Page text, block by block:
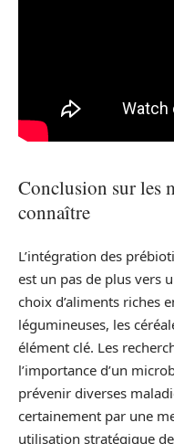
Conclusion sur les
connaître
L’intégration des
est un pas de plus vers
choix d’aliments riches
légumineuses, les
élément clé. Les
l’importance d’un
prévenir diverses
certainement par une
utilisation stratégique